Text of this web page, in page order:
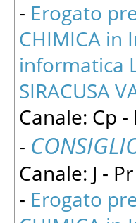
- Erogato
CHIMICA in
informatica
SIRACUSA
Canale: Cp - I
-
Canale: J - Pr
- Erogato